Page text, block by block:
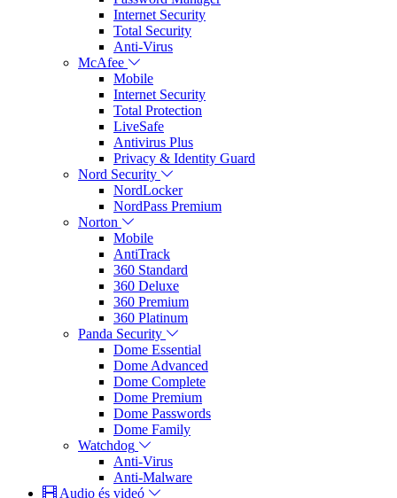
Internet Security
Total Security
Anti-Virus
McAfee
Mobile
Internet Security
Total Protection
LiveSafe
Antivirus Plus
Privacy & Identity Guard
Nord Security
NordLocker
NordPass Premium
Norton
Mobile
AntiTrack
360 Standard
360 Deluxe
360 Premium
360 Platinum
Panda Security
Dome Essential
Dome Advanced
Dome Complete
Dome Premium
Dome Passwords
Dome Family
Watchdog
Anti-Virus
Anti-Malware
Audio és videó